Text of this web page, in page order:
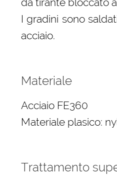
I gradini sono
acciaio.
Materiale
Acciaio FE360
Materiale plasico:
Trattamento